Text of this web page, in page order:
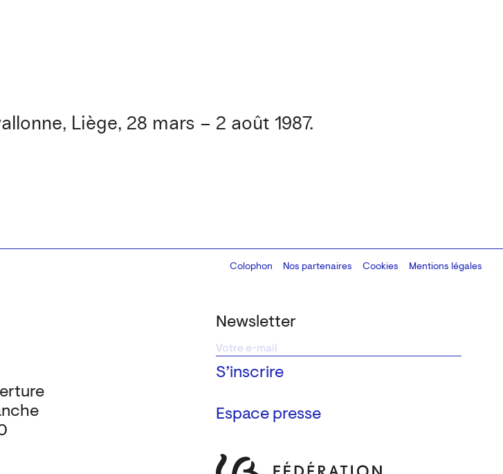
Liège, 28 mars – 2 août 1987.
Newsletter
Espace presse
Colophon
Design:Marcel Kaczmarek, code:8080.studio
Nos partenaires Cookies Mentions légales